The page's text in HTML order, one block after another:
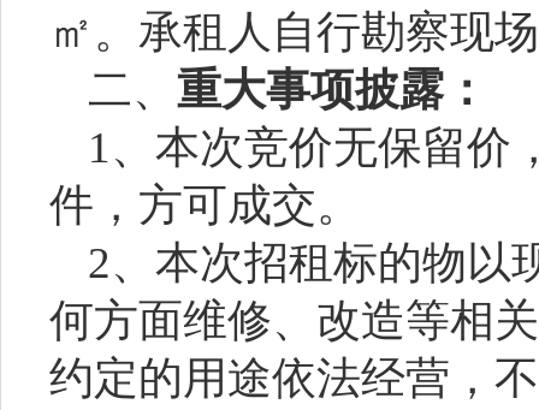
㎡。承租人自行勘察现
二、 重大事项披露：
1、本次竞价无保留价
件，方可成交。
2、本次招租标的物以
何方面维修、改造等相
约定的用途依法经营，